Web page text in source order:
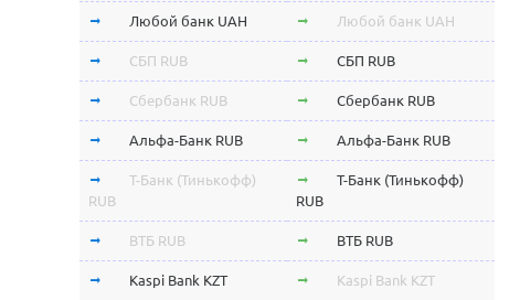
Любой банк UAH Любой банк UAH
СБП RUB СБП RUB
Сбербанк RUB Сбербанк RUB
Альфа-Банк RUB Альфа-Банк RUB
Т-Банк (Тинькофф)
RUB
Т-Банк (Тинькофф)
RUB
ВТБ RUB ВТБ RUB
Kaspi Bank KZT Kaspi Bank KZT